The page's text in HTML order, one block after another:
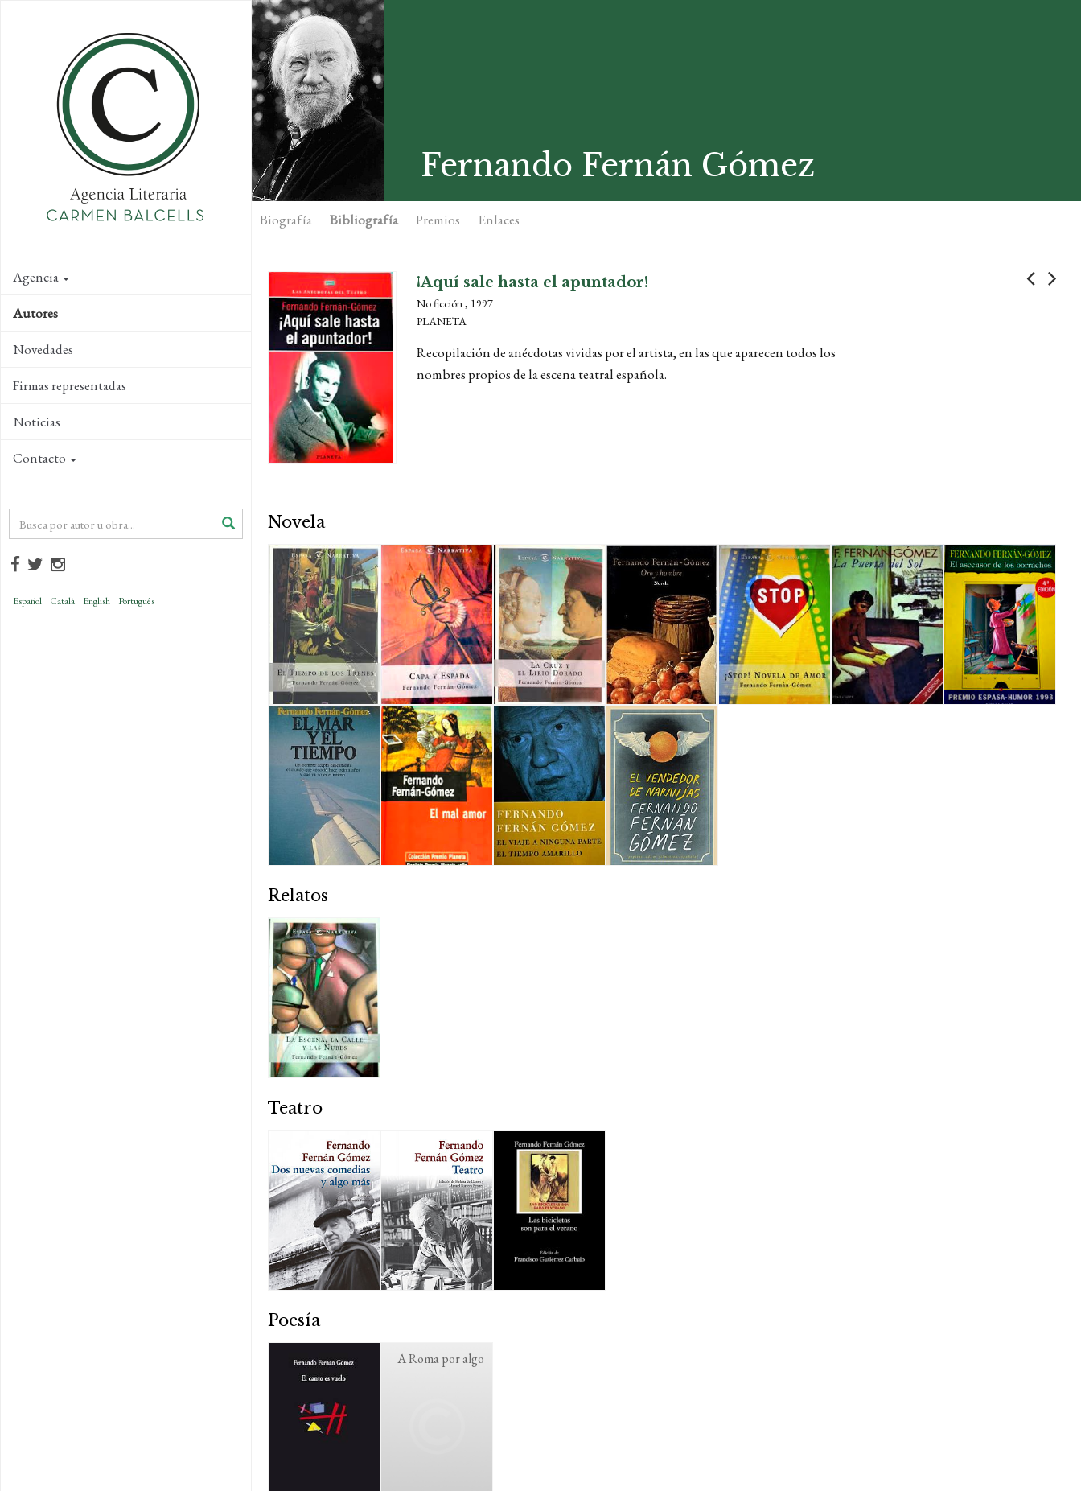
Agencia
Autores
Novedades
Firmas representadas
Noticias
Contacto
Español Català English Português
Fernando Fernán Gómez
Biografía Bibliografía Premios Enlaces
¡Aquí sale hasta el apuntador!
No ficción , 1997
PLANETA
Recopilación de anécdotas vividas por el artista, en las que aparecen todos los
nombres propios de la escena teatral española.
Novela
Relatos
Teatro
Poesía
A Roma por algo